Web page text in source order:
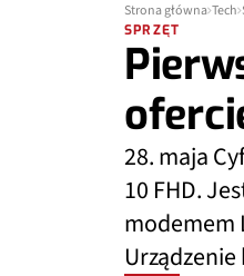
Strona główna Tech
SPRZĘT
28. maja
10 FHD.
modemem